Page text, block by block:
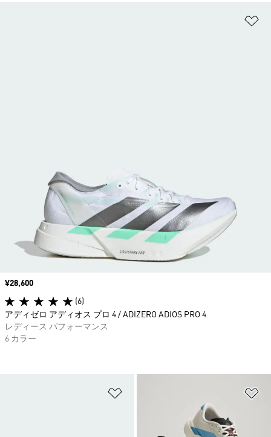
価格
¥28,600
(6)
アディゼロ アディオス プロ 4 / ADIZERO ADIOS PRO 4
レディース パフォーマンス
6 カラー